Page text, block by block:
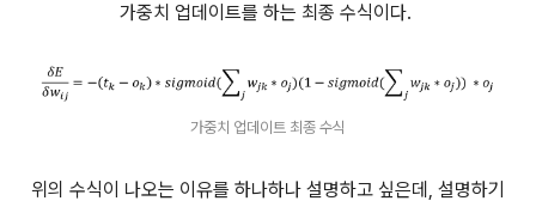
가중치 업데이트를 하는 최종 수식이다.
가중치 업데이트 최종 수식
위의 수식이 나오는 이유를 하나하나 설명하고 싶은데, 설명하기